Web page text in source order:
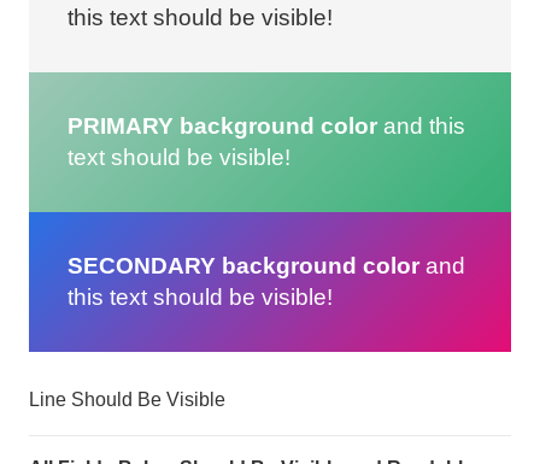
this text should be visible!
PRIMARY background color and this
text should be visible!
SECONDARY background colorand
this text should be visible!
Line Should Be Visible